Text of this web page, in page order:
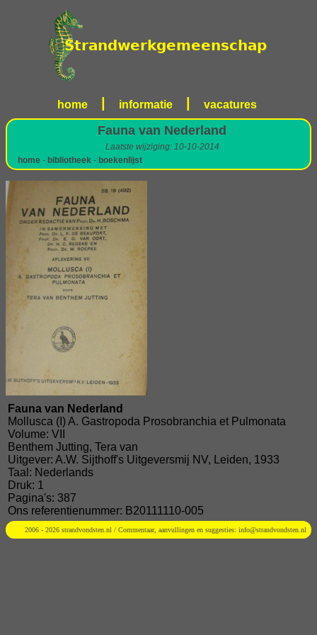
home informatie vacatures
Fauna van Nederland
Laatste wijziging: 10-10-2014
home - bibliotheek - boekenlijst
Fauna van Nederland
Mollusca (I) A. Gastropoda Prosobranchia et Pulmonata
Volume: VII
Benthem Jutting, Tera van
Uitgever: A.W. Sijthoff's Uitgeversmij NV, Leiden, 1933
Taal: Nederlands
Druk: 1
Pagina's: 387
Ons referentienummer: B20111110-005
2006 - 2026 strandvondsten.nl / Commentaar, aanvullingen en suggesties: info@strandvondsten.nl